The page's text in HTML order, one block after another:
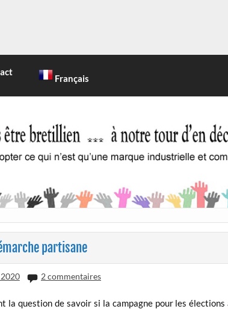
Français
partisane
2 commentaires
la question de savoir si la campagne pour les